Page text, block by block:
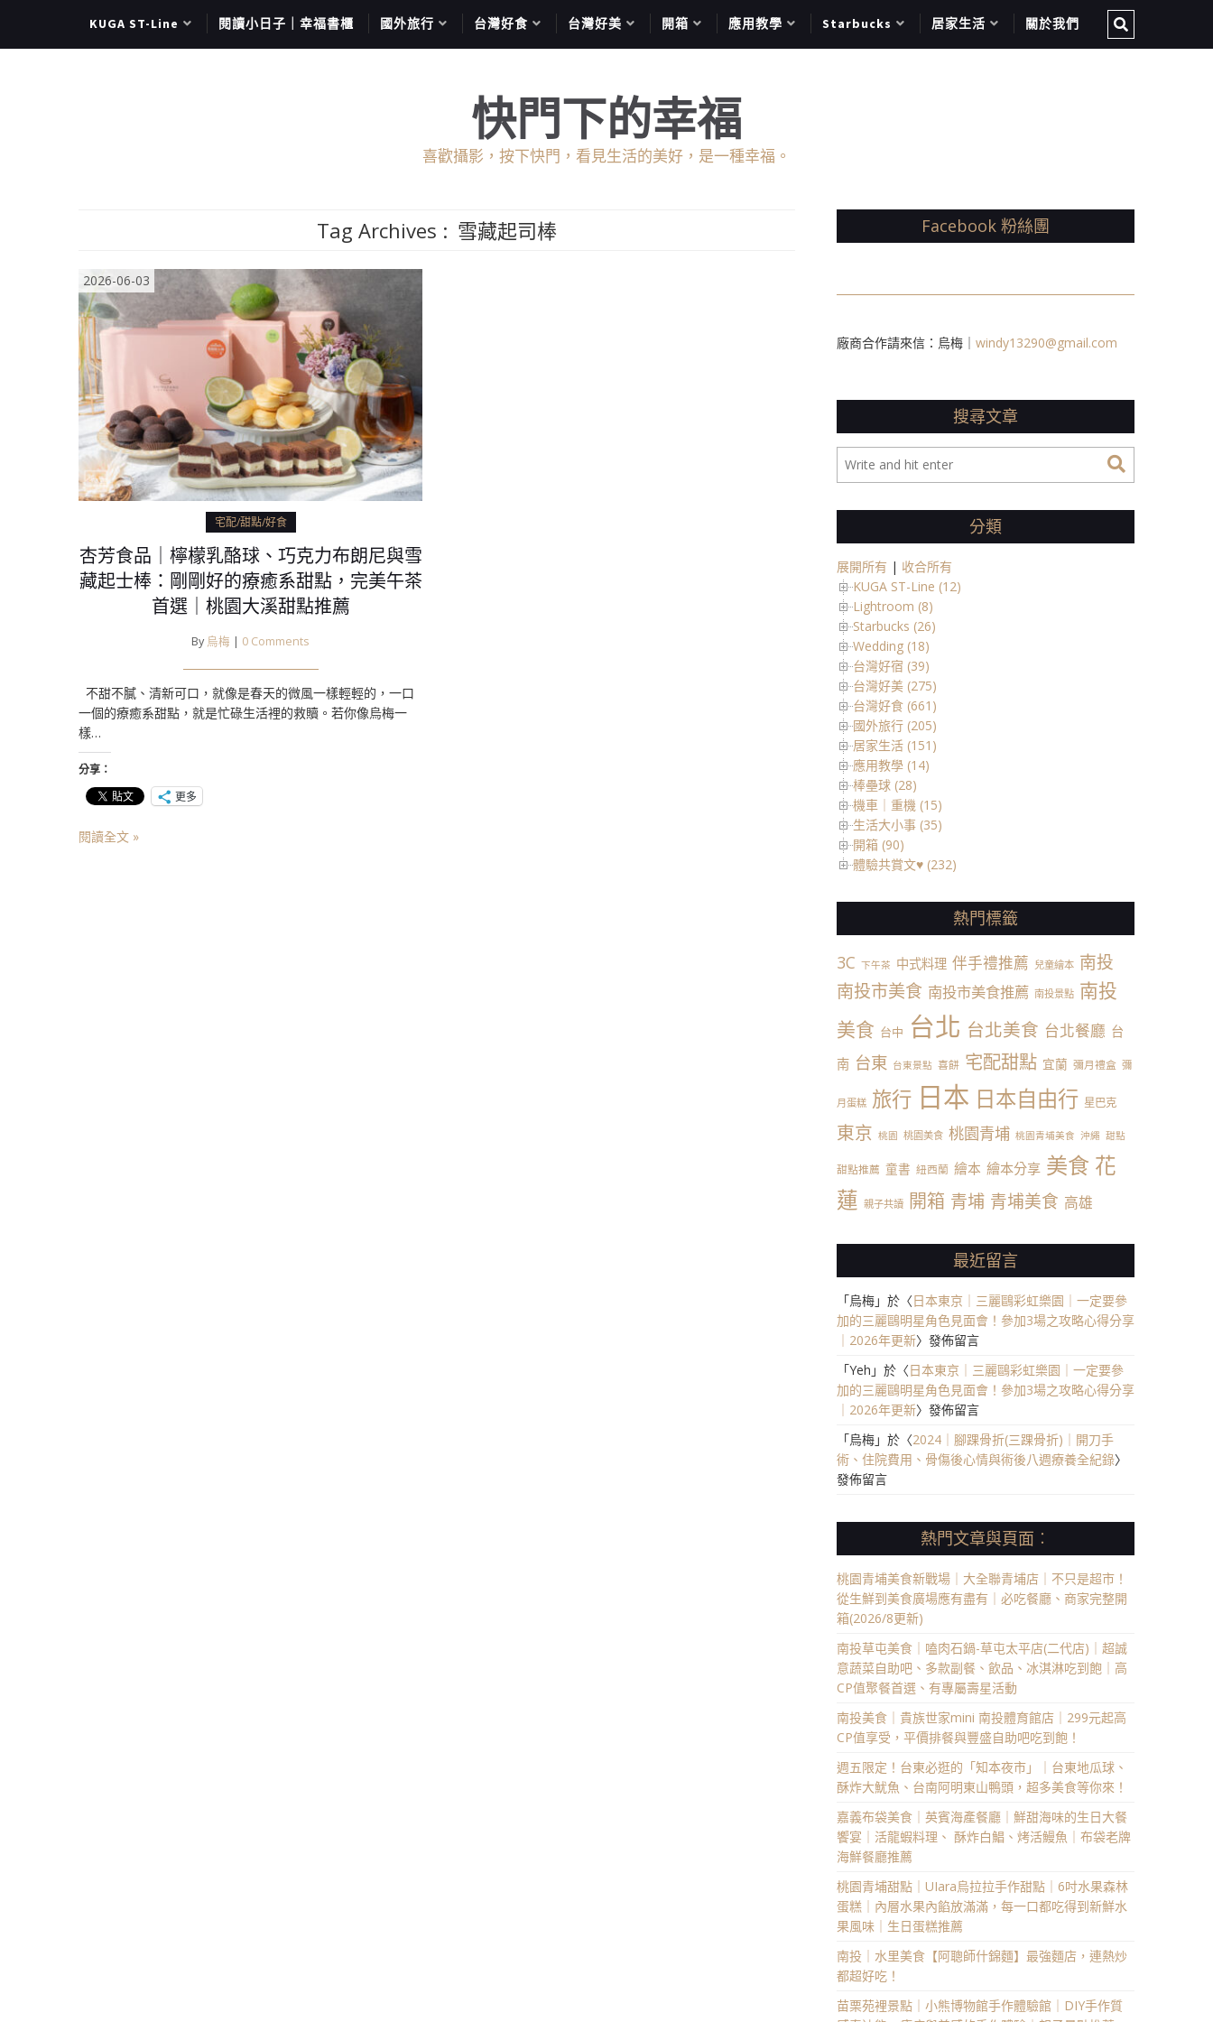
KUGA ST-Line 閱讀小日子｜幸福書櫃 國外旅行 台灣好食 台灣好美 開箱 應用教學 Starbucks 居家生活 關於我們
快門下的幸福
喜歡攝影，按下快門，看見生活的美好，是一種幸福。
Tag Archives : 雪藏起司棒
2026-06-03
宅配/甜點/好食
杏芳食品｜檸檬乳酪球、巧克力布朗尼與雪
藏起士棒：剛剛好的療癒系甜點，完美午茶
首選｜桃園大溪甜點推薦
By 烏梅 | 0 Comments
不甜不膩、清新可口，就像是春天的微風一樣輕輕的，一口
一個的療癒系甜點，就是忙碌生活裡的救贖。若你像烏梅一
樣…
分享：
更多
閱讀全文 »
Facebook 粉絲團
廠商合作請來信：烏梅｜ windy13290@gmail.com
搜尋文章
分類
展開所有 | 收合所有
KUGA ST-Line (12)
Lightroom (8)
Starbucks (26)
Wedding (18)
台灣好宿 (39)
台灣好美 (275)
台灣好食 (661)
國外旅行 (205)
居家生活 (151)
應用教學 (14)
棒壘球 (28)
機車｜重機 (15)
生活大小事 (35)
開箱 (90)
體驗共賞文♥ (232)
熱門標籤
3C 下午茶 中式料理 伴手禮推薦 兒童繪本 南投
南投市美食 南投市美食推薦 南投景點 南投
美食 台中 台北 台北美食 台北餐廳 台
南 台東 台東景點 喜餅 宅配甜點 宜蘭 彌月禮盒 彌
月蛋糕 旅行 日本 日本自由行 星巴克
東京 桃園 桃園美食 桃園青埔 桃園青埔美食 沖繩 甜點
甜點推薦 童書 紐西蘭 繪本 繪本分享 美食 花
蓮 親子共讀 開箱 青埔 青埔美食 高雄
最近留言
「烏梅」於〈日本東京｜三麗鷗彩虹樂園｜一定要參
加的三麗鷗明星角色見面會！參加3場之攻略心得分享
｜2026年更新〉發佈留言
「Yeh 」於〈日本東京｜三麗鷗彩虹樂園｜一定要參
加的三麗鷗明星角色見面會！參加3場之攻略心得分享
｜2026年更新〉發佈留言
「烏梅」於〈2024｜腳踝骨折(三踝骨折)｜開刀手
術、住院費用、骨傷後心情與術後八週療養全紀錄〉
發佈留言
熱門文章與頁面︰
桃園青埔美食新戰場｜大全聯青埔店｜不只是超市！
從生鮮到美食廣場應有盡有｜必吃餐廳、商家完整開
箱(2026/8更新)
南投草屯美食｜嗑肉石鍋-草屯太平店(二代店)｜超誠
意蔬菜自助吧、多款副餐、飲品、冰淇淋吃到飽｜高
CP值聚餐首選、有專屬壽星活動
南投美食｜貴族世家mini 南投體育館店｜299元起高
CP值享受，平價排餐與豐盛自助吧吃到飽！
週五限定！台東必逛的「知本夜市」｜台東地瓜球、
酥炸大魷魚、台南阿明東山鴨頭，超多美食等你來！
嘉義布袋美食｜英賓海產餐廳｜鮮甜海味的生日大餐
饗宴｜活龍蝦料理、 酥炸白鯧、烤活鰻魚｜布袋老牌
海鮮餐廳推薦
桃園青埔甜點｜UIara烏拉拉手作甜點｜6吋水果森林
蛋糕｜內層水果內餡放滿滿，每一口都吃得到新鮮水
果風味｜生日蛋糕推薦
南投｜水里美食【阿聰師什錦麵】最強麵店，連熱炒
都超好吃！
苗栗苑裡景點｜小熊博物館手作體驗館｜DIY手作質